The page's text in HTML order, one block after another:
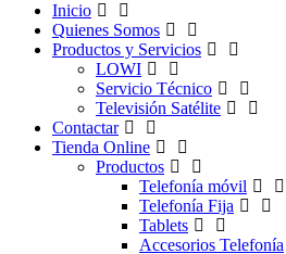
Inicio
Quienes Somos
Productos y Servicios
LOWI
Servicio Técnico
Televisión Satélite
Contactar
Tienda Online
Productos
Telefonía móvil
Telefonía Fija
Tablets
Accesorios Telefonía